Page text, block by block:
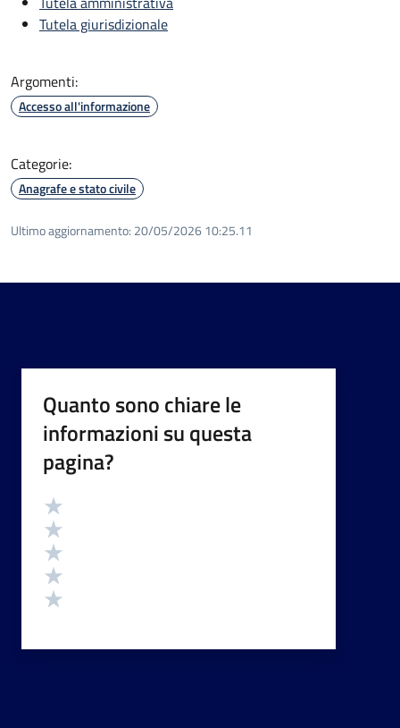
Tutela giurisdizionale
Argomenti:
Accesso all'informazione
Categorie:
Anagrafe e stato civile
Ultimo aggiornamento: 20/05/2026 10:25.11
Quanto sono chiare le
informazioni su questa
pagina?
Valutazione